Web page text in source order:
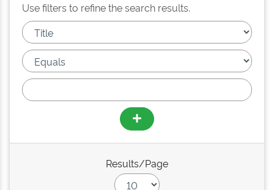
Use filters to refine the search results.
Results/Page